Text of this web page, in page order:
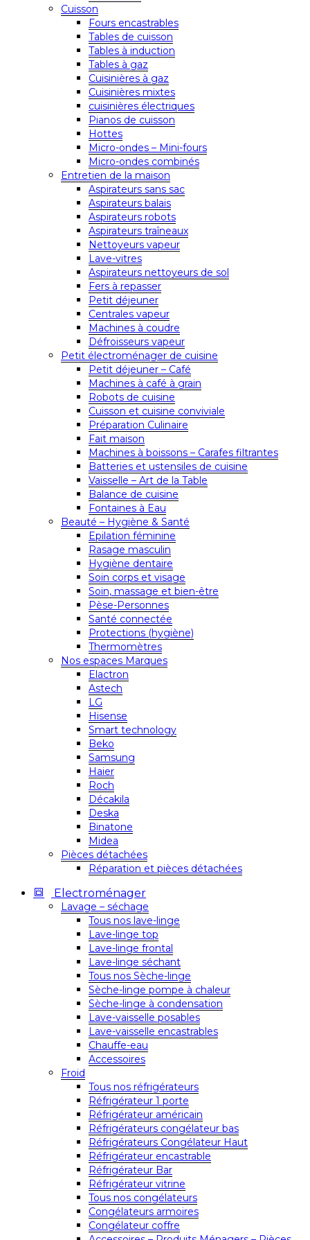
Cuisson
Fours encastrables
Tables de cuisson
Tables à induction
Tables à gaz
Cuisinières à gaz
Cuisinières mixtes
cuisinières électriques
Pianos de cuisson
Hottes
Micro-ondes – Mini-fours
Micro-ondes combinés
Entretien de la maison
Aspirateurs sans sac
Aspirateurs balais
Aspirateurs robots
Aspirateurs traîneaux
Nettoyeurs vapeur
Lave-vitres
Aspirateurs nettoyeurs de sol
Fers à repasser
Petit déjeuner
Centrales vapeur
Machines à coudre
Défroisseurs vapeur
Petit électroménager de cuisine
Petit déjeuner – Café
Machines à café à grain
Robots de cuisine
Cuisson et cuisine conviviale
Préparation Culinaire
Fait maison
Machines à boissons – Carafes filtrantes
Batteries et ustensiles de cuisine
Vaisselle – Art de la Table
Balance de cuisine
Fontaines à Eau
Beauté – Hygiène & Santé
Epilation féminine
Rasage masculin
Hygiène dentaire
Soin corps et visage
Soin, massage et bien-être
Pèse-Personnes
Santé connectée
Protections (hygiène)
Thermomètres
Nos espaces Marques
Elactron
Astech
LG
Hisense
Smart technology
Beko
Samsung
Haier
Roch
Décakila
Deska
Binatone
Midea
Pièces détachées
Réparation et pièces détachées
Electroménager
Lavage – séchage
Tous nos lave-linge
Lave-linge top
Lave-linge frontal
Lave-linge séchant
Tous nos Sèche-linge
Sèche-linge pompe à chaleur
Sèche-linge à condensation
Lave-vaisselle posables
Lave-vaisselle encastrables
Chauffe-eau
Accessoires
Froid
Tous nos réfrigérateurs
Réfrigérateur 1 porte
Réfrigérateur américain
Réfrigérateurs congélateur bas
Réfrigérateurs Congélateur Haut
Réfrigérateur encastrable
Réfrigérateur Bar
Réfrigérateur vitrine
Tous nos congélateurs
Congélateurs armoires
Congélateur coffre